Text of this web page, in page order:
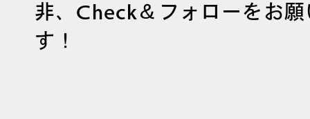
非、Check＆フォローをお
す！